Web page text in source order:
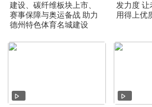
建设、碳纤维板块上市、
赛事保障与奥运备战 助力
德州特色体育名城建设
发力度 让
用得上优